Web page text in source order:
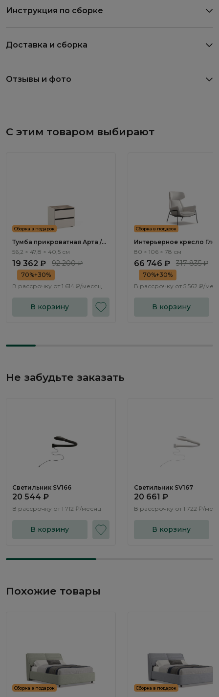
Инструкция по сборке
Доставка и сборка
Отзывы и фото
С этим товаром выбирают
Сборка в подарок
Тумба прикроватная Арта /
Arta AR1012.1
56,2 × 47,8 × 40,5 см
19 362 ₽ 92 200 ₽
70%+30%
В рассрочку от 1 614 ₽/месяц
В корзину
Сборка в подарок
Интерьерное кресло
Gleno ММ107.1
80 × 106 × 78 см
66 746 ₽ 317 835 ₽
70%+30%
В рассрочку от 5 562 ₽/
В корзину
Не забудьте заказать
Светильник SV166
20 544 ₽
В рассрочку от 1 712 ₽/месяц
В корзину
Светильник SV167
20 661 ₽
В рассрочку от 1 722 ₽/
В корзину
Похожие товары
Сборка в подарок Сборка в подарок